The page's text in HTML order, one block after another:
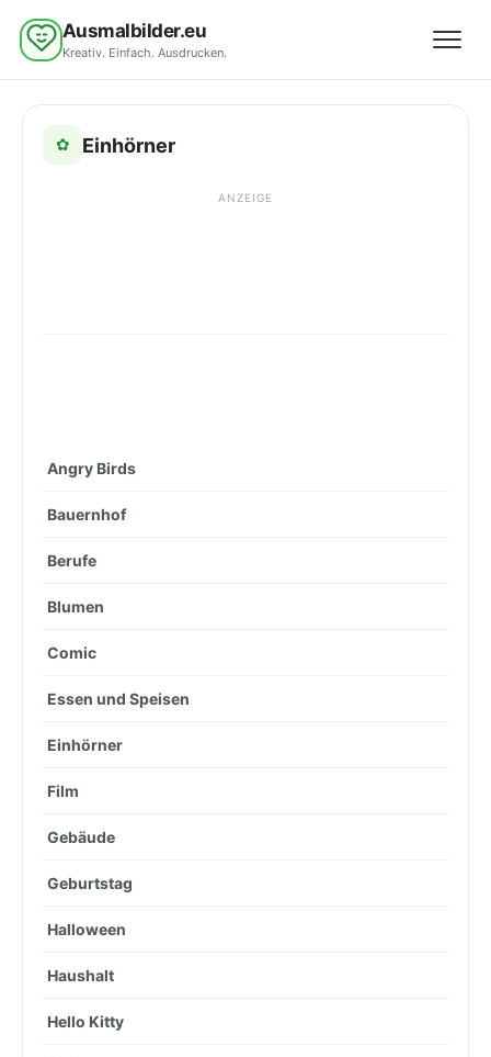
Ausmalbilder.eu
Kreativ. Einfach. Ausdrucken.
✿ Einhörner
ANZEIGE
Angry Birds
Bauernhof
Berufe
Blumen
Comic
Essen und Speisen
Einhörner
Film
Gebäude
Geburtstag
Halloween
Haushalt
Hello Kitty